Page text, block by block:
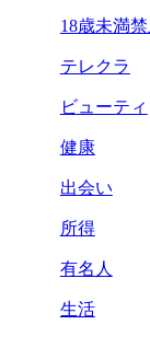
18歳未満禁
テレクラ
ビューティ
健康
出会い
所得
有名人
生活